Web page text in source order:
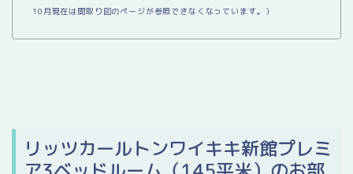
10月現在は間取り図のページが参照できなくなっています。）
リッツカールトンワイキキ新館プレミ